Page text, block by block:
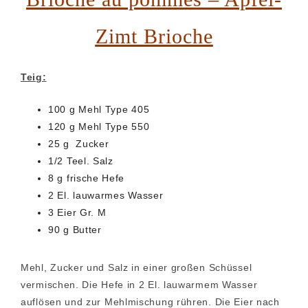
Zimt Brioche
Teig:
100 g Mehl Type 405
120 g Mehl Type 550
25 g Zucker
1/2 Teel. Salz
8 g frische Hefe
2 El. lauwarmes Wasser
3 Eier Gr. M
90 g Butter
Mehl, Zucker und Salz in einer großen Schüssel
vermischen. Die Hefe in 2 El. lauwarmem Wasser
auflösen und zur Mehlmischung rühren. Die Eier nach